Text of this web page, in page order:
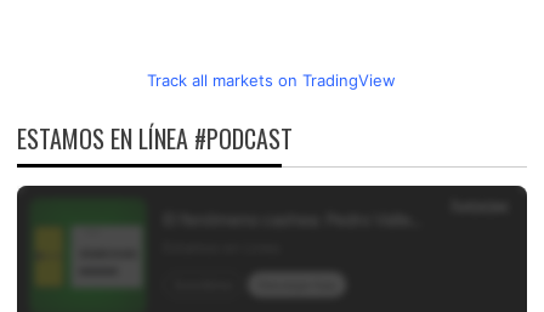
Track all markets on TradingView
ESTAMOS EN LÍNEA #PODCAST